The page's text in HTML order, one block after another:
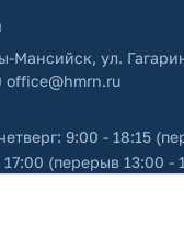
Мансийск, ул.
office@hmrn.ru
9:00 - 18:15
(перерыв 13:00 -